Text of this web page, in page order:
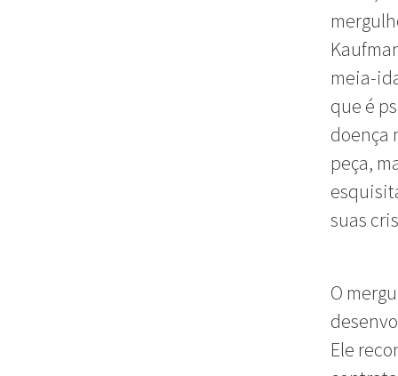
meia-
que é
doença
peça,
suas
O
Ele